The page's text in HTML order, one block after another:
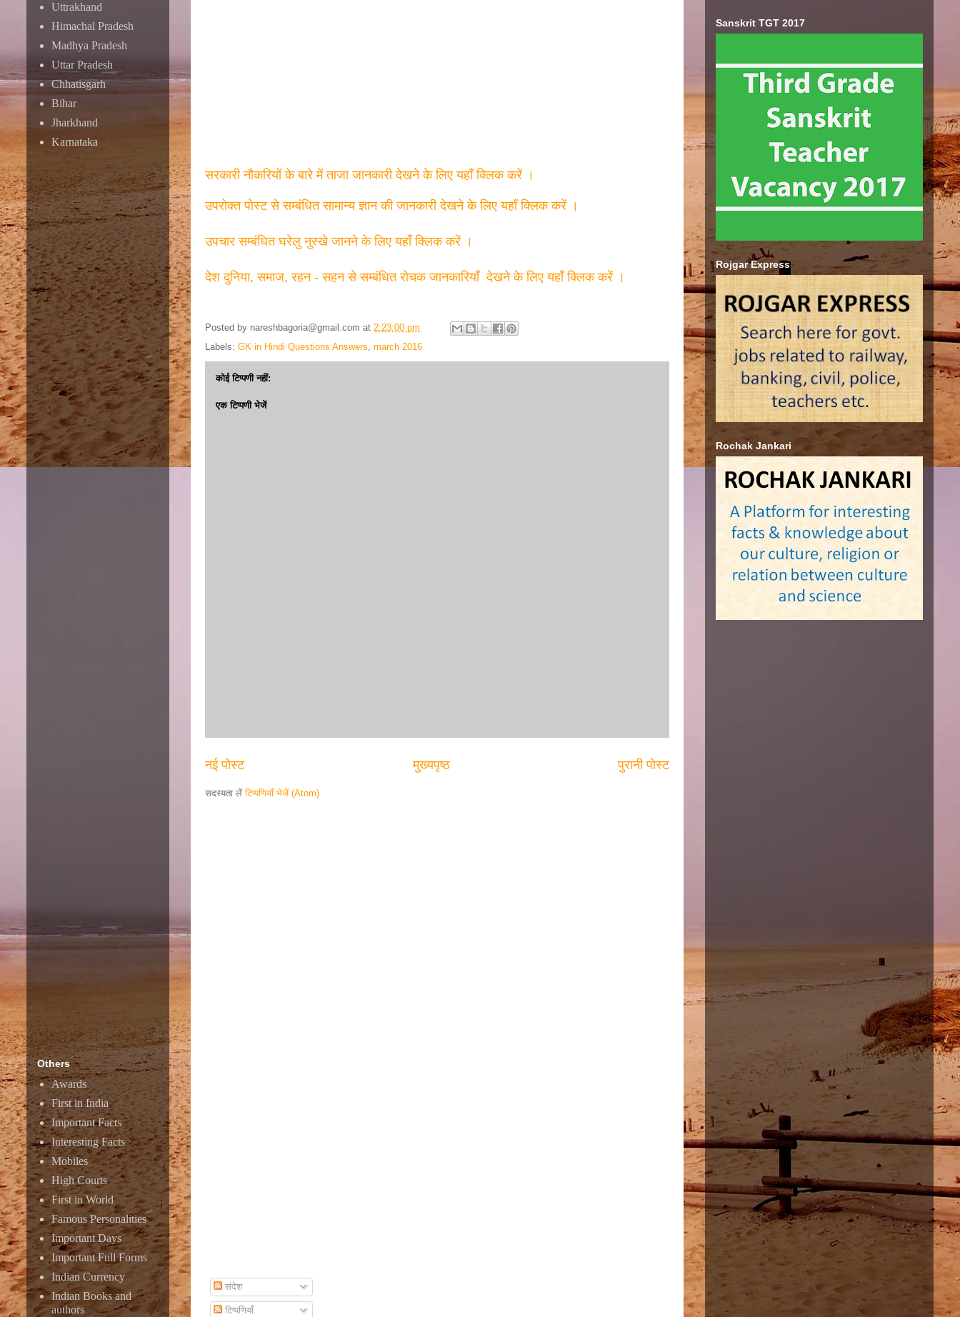
सरकारी नौकरियों के बारे में ताजा जानकारी देखने के लिए यहाँ क्लिक करें ।
उपरोक्त पोस्ट से सम्बंधित सामान्य ज्ञान की जानकारी देखने के लिए यहाँ क्लिक करें ।
उपचार सम्बंधित घरेलु नुस्खे जानने के लिए यहाँ क्लिक करें ।
देश दुनिया, समाज, रहन - सहन से सम्बंधित रोचक जानकारियाँ देखने के लिए यहाँ क्लिक करें ।
Posted by nareshbagoria@gmail.com at 2:23:00 pm
Labels: GK in Hindi Questions Answers, march 2016
कोई टिप्पणी नहीं:
एक टिप्पणी भेजें
नई पोस्ट पुरानी पोस्ट
मुख्यपृष्ठ
सदस्यता लेंटिप्पणियाँ भेजें (Atom)
संदेश
टिप्पणियाँ
Uttrakhand
Himachal Pradesh
Madhya Pradesh
Uttar Pradesh
Chhatisgarh
Bihar
Jharkhand
Karnataka
Others
Awards
First in India
Important Facts
Interesting Facts
Mobiles
High Courts
First in World
Famous Personalities
Important Days
Important Full Forms
Indian Currency
Indian Books and
authors
Sanskrit TGT 2017
Rojgar Express
Rochak Jankari